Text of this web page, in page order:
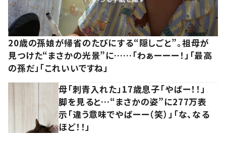
20歳の孫娘が帰省のたびにする“隠しごと”。祖母が
見つけた“まさかの光景”に……「わぁーーー！」「最高
の孫だ」「これいいですね」
母「刺青入れた」17歳息子「やばー！！」
脚を見ると…“まさかの姿”に277万表
示「違う意味でやばーー（笑）」「な、なる
ほど！！」